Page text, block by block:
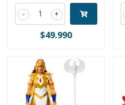
+
-
$49.990